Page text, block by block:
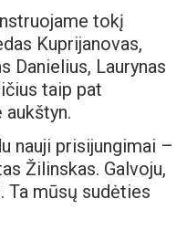
tokį
Kuprijanovas,
Danielius, Laurynas
taip pat
nauji prisijungimai –
Žilinskas. Galvoju,
Ta mūsų sudėties